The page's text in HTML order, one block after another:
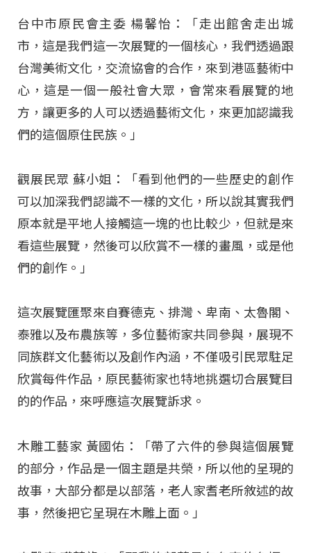
台中市原民會主委 楊馨怡：「走出館舍走出城
市，這是我們這一次展覽的一個核心，我們透過跟
台灣美術文化，交流協會的合作，來到港區藝術中
心，這是一個一般社會大眾，會常來看展覽的地
方，讓更多的人可以透過藝術文化，來更加認識我
們的這個原住民族。」
觀展民眾 蘇小姐：「看到他們的一些歷史的創作
可以加深我們認識不一樣的文化，所以說其實我們
原本就是平地人接觸這一塊的也比較少，但就是來
看這些展覽，然後可以欣賞不一樣的畫風，或是他
們的創作。」
這次展覽匯聚來自賽德克、排灣、卑南、太魯閣、
泰雅以及布農族等，多位藝術家共同參與，展現不
同族群文化藝術以及創作內涵，不僅吸引民眾駐足
欣賞每件作品，原民藝術家也特地挑選切合展覽目
的的作品，來呼應這次展覽訴求。
木雕工藝家 黃國佑：「帶了六件的參與這個展覽
的部分，作品是一個主題是共榮，所以他的呈現的
故事，大部分都是以部落，老人家耆老所敘述的故
事，然後把它呈現在木雕上面。」